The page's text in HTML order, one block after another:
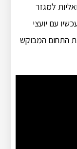
למגזר
עם יועצי
התחום המבוקש